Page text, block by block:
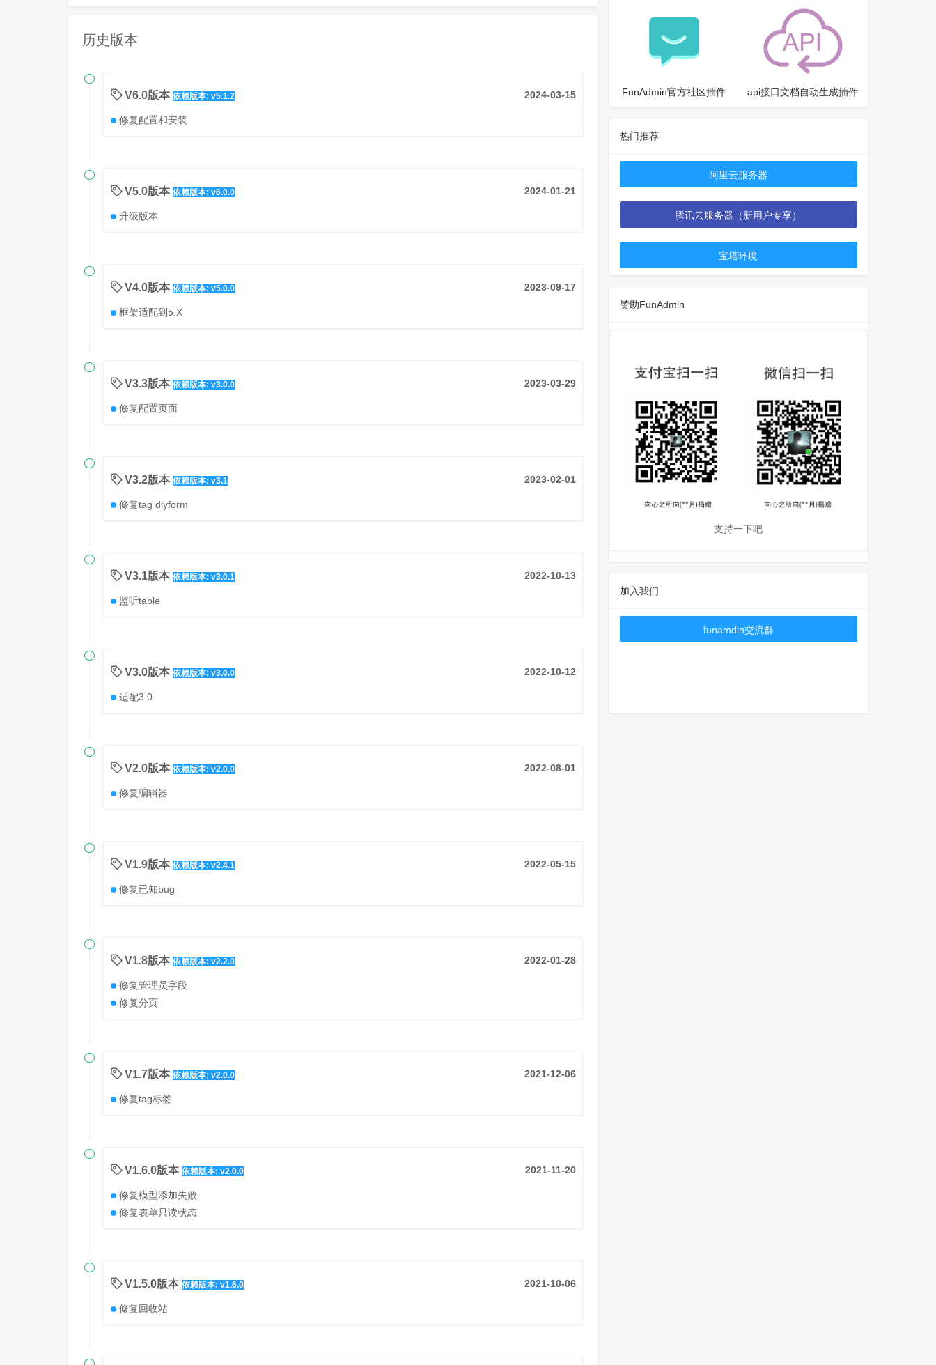
历史版本

V6.0版本 依赖版本: v5.1.2 2024-03-15
修复配置和安装

V5.0版本 依赖版本: v6.0.0 2024-01-21
升级版本

V4.0版本 依赖版本: v5.0.0 2023-09-17
框架适配到5.X

V3.3版本 依赖版本: v3.0.0 2023-03-29
修复配置页面

V3.2版本 依赖版本: v3.1 2023-02-01
修复tag diyform

V3.1版本 依赖版本: v3.0.1 2022-10-13
监听table

V3.0版本 依赖版本: v3.0.0 2022-10-12
适配3.0

V2.0版本 依赖版本: v2.0.0 2022-08-01
修复编辑器

V1.9版本 依赖版本: v2.4.1 2022-05-15
修复已知bug

V1.8版本 依赖版本: v2.2.0 2022-01-28
修复管理员字段
修复分页

V1.7版本 依赖版本: v2.0.0 2021-12-06
修复tag标签

V1.6.0版本 依赖版本: v2.0.0 2021-11-20
修复模型添加失败
修复表单只读状态

V1.5.0版本 依赖版本: v1.6.0 2021-10-06
修复回收站
FunAdmin官方社区插件 api接口文档自动生成插件
热门推荐
阿里云服务器
腾讯云服务器（新用户专享）
宝塔环境
赞助FunAdmin
支持一下吧
加入我们
funamdin交流群